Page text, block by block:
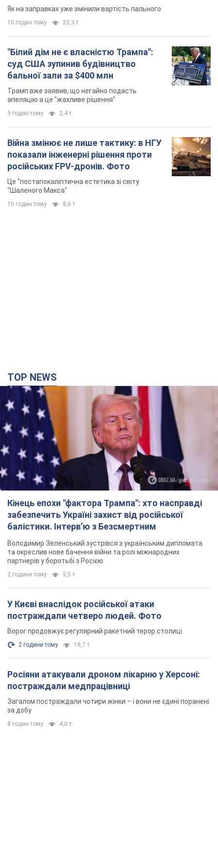
Як на заправках уже змінили вартість пального
10 годин тому 23,3 т.
"Білий дім не є власністю Трампа":
суд США зупинив будівництво
бальної зали за $400 млн
Трамп вже заявив, що негайно подасть
апеляцію а це "жахливе рішення"
9 годин тому 2,4 т.
Війна змінює не лише тактику: в НГУ
показали інженерні рішення проти
російських FPV-дронів. Фото
Це "постапокаліптична естетика зі світу
"Шаленого Макса"
10 годин тому 8,6 т.
TOP NEWS
Кінець епохи "фактора Трампа": хто насправді
забезпечить Україні захист від російської
балістики. Інтерв’ю з Безсмертним
Володимир Зеленський зустрівся з українським дипломата
та окреслив нове бачення війни та ролі міжнародних
партнерів у боротьбі з Росією
2 години тому 9,5 т.
У Києві внаслідок російської атаки
постраждали четверо людей. Фото
Ворог продовжує регулярний ракетний терор столиці
2 години тому 18,7 т.
Росіяни атакували дроном лікарню у Херсоні:
постраждали медпрацівниці
Загалом постраждали чотири жінки – і вони не єдині поранені
за добу
8 годин тому 4,0 т.